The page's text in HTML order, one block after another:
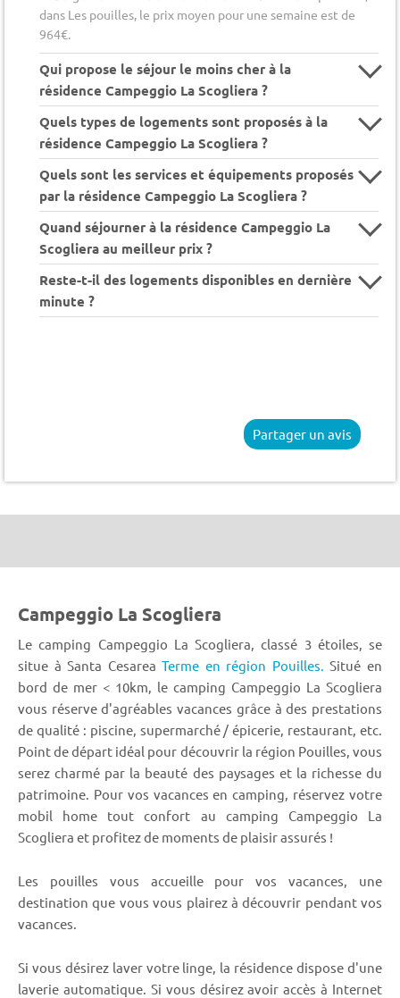
dans Les pouilles, le prix moyen pour une semaine est de
964€.
Qui propose le séjour le moins cher à la
résidence Campeggio La Scogliera ?
Quels types de logements sont proposés à la
résidence Campeggio La Scogliera ?
Quels sont les services et équipements proposés
par la résidence Campeggio La Scogliera ?
Quand séjourner à la résidence Campeggio La
Scogliera au meilleur prix ?
Reste-t-il des logements disponibles en dernière
minute ?
Partager un avis
Campeggio La Scogliera
Le camping Campeggio La Scogliera, classé 3 étoiles, se
situe à Santa CesareaTerme en région Pouilles. Situé en
bord de mer < 10km, le camping Campeggio La Scogliera
vous réserve d'agréables vacances grâce à des prestations
de qualité : piscine, supermarché / épicerie, restaurant, etc.
Point de départ idéal pour découvrir la région Pouilles, vous
serez charmé par la beauté des paysages et la richesse du
patrimoine. Pour vos vacances en camping, réservez votre
mobil home tout confort au camping Campeggio La
Scogliera et profitez de moments de plaisir assurés !
Les pouilles vous accueille pour vos vacances, une
destination que vous vous plairez à découvrir pendant vos
vacances.
Si vous désirez laver votre linge, la résidence dispose d'une
laverie automatique. Si vous désirez avoir accès à Internet